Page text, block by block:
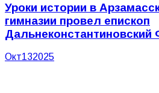
Уроки истории в
гимназии провел епископ
Дальнеконстантиновский
Окт132025